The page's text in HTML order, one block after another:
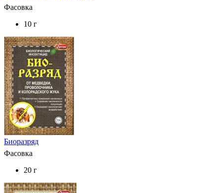
Фасовка
10 г
Биоразряд
Фасовка
20 г